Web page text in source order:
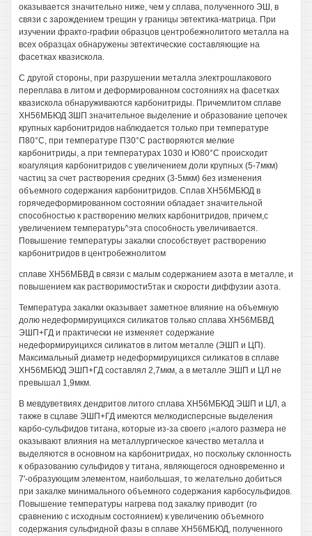
оказывается значительно ниже, чем у сплава, полученного ЭШ, в
связи с зарождением трещин у границы эвтектика-матрица. При
изучении фракто-графии образцов центробежнолитого металла на
всех образцах обнаружены эвтектические составляющие на
фасетках квазискола.
С другой стороны, при разрушении металла электрошлакового
переплава в литом и деформированном состояниях на фасетках
квазискола обнаруживаются карбонитриды. Причемлитом сплаве
ХН56МБЮД ЗШП значительное выделение и образование цепочек
крупных карбонитридов наблюдается только при температуре
П80°С, при температуре П30°С растворяются мелкие
карбонитриды, а при температурах 1030 и Ю80°С происходит
коагуляция карбонитридов с увеличением доли крупных (5-7мкм)
частиц за счет растворения средних (3-5мкм) без изменения
объемного содержания карбонитридов. Сплав ХН56МБЮД в
горячедеформированном состоянии обладает значительной
способностью к растворению мелких карбонитридов, причем,с
увеличением температурь^эта способность увеличивается.
Повышение температуры закалки способствует растворению
карбонитридов в центробежнолитом
сплаве ХН56МБВД в связи с малым содержанием азота в металле, и
повышением как растворимости5так и скорости диффузии азота.
Температура закалки оказывает заметное влияние на объемную
долю недеформируицихся силикатов только сплава ХН56МБВД
ЭШП+ГД и практически не изменяет содержание
недеформируицихся силикатов в литом металле (ЭШП и ЦП).
Максимальный диаметр недеформируицихся силикатов в сплаве
ХН56МБЮД ЭШП+ГД составлял 2,7мкм, а в металле ЭШП и ЦЛ не
превышал 1,9мкм.
В мевдуветвиях дендритов литого сплава ХН56МБЮД ЭШП и ЦЛ, а
также в сцлаве ЭШП+ГД имеются мелкодисперсные выделения
карбо-сульфидов титана, которые из-за своего ¡«алого размера не
оказывают влияния на металлургическое качество металла и
выделяются в основном на карбонитридах, но поскольку склонность
к образованию сульфидов у титана, являющегося одновременно и
7'-образующим элементом, наибольшая, то желательно добиться
при закалке минимального объемного содержания карбосульфидов.
Повышение температуры нагрева под закалку приводит (го
сравнению с исходным состоянием) к увеличению объемного
содержания сульфидной фазы в сплаве ХН56МБЮД, полученного